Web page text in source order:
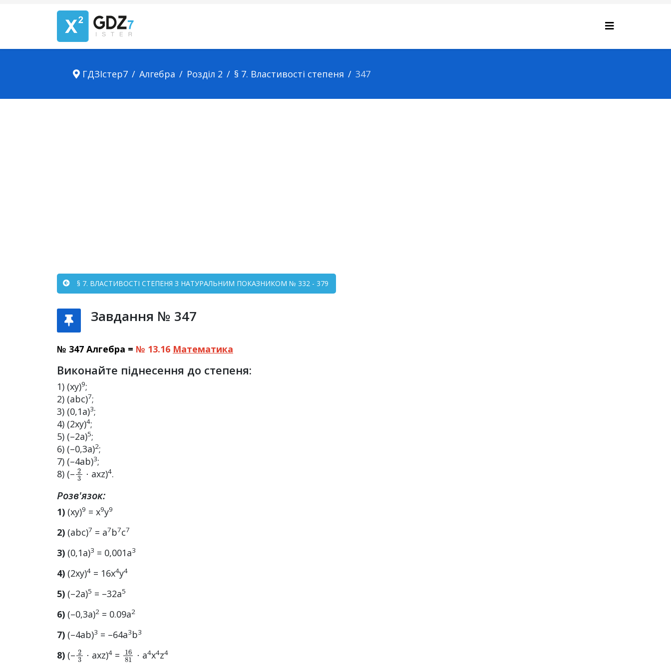
ГДЗІстер7 Алгебра Розділ 2 § 7. Властивості степеня 347
§ 7. ВЛАСТИВОСТІ СТЕПЕНЯ З НАТУРАЛЬНИМ ПОКАЗНИКОМ № 332 - 379
Завдання № 347
№ 347 Алгебра = № 13.16 Математика
Виконайте піднесення до степеня:
1) (xy)9;
2) (abc)7;
3) (0,1а)3;
4) (2xy)4;
5) (–2а)5;
6) (–0,3а)2;
7) (–4ab)3;
8) (–23⋅ axz)4.
Розв'язок:
1) (xy)9 = x9y9
2) (abc)7 = a7b7c7
3) (0,1а)3 = 0,001a3
4) (2xy)4 = 16x4y4
5) (–2а)5 = –32a5
6) (–0,3а)2 = 0.09a2
7) (–4ab)3 = –64a3b3
8) (– 2 ⋅ axz)4= 16 ⋅ a4x4z4